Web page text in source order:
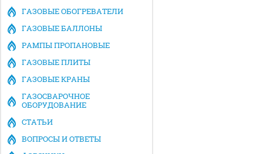
ГАЗОВЫЕ ОБОГРЕВАТЕЛИ
ГАЗОВЫЕ БАЛЛОНЫ
РАМПЫ ПРОПАНОВЫЕ
ГАЗОВЫЕ ПЛИТЫ
ГАЗОВЫЕ КРАНЫ
ГАЗОСВАРОЧНОЕ
ОБОРУДОВАНИЕ
СТАТЬИ
ВОПРОСЫ И ОТВЕТЫ